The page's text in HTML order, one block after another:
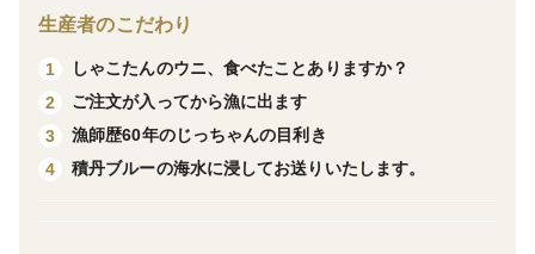
━━━━━━━━━━━━━━
🌊 6月～8月末までの期間限定販売
━━━━━━━━━━━━━━
天然のキタムラサキウニ漁が行われる
生産者のこだわり
1
しゃこたんのウニ、食べたことありますか？
2
ご注文が入ってから漁に出ます
3
漁師歴60年のじっちゃんの目利き
4
積丹ブルーの海水に浸してお送りいたします。